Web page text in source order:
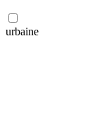
urbaine